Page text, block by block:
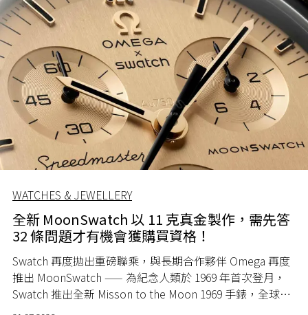
WATCHES & JEWELLERY
全新 MoonSwatch 以 11 克真金製作，需先答
32 條問題才有機會獲購買資格！
Swatch 再度拋出重磅聯乘，與長期合作夥伴 Omega 再度
推出 MoonSwatch —— 為紀念人類於 1969 年首次登月，
Swatch 推出全新 Misson to the Moon 1969 手錶，全球限